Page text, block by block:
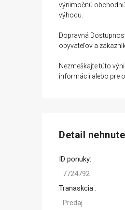
výnimočnú
výhodu.
Dopravná
obyvateľov a
Nezmeškajte túto
informácií alebo pre
Detail
ID ponuky:
7724792
Tranaskcia :
Predaj